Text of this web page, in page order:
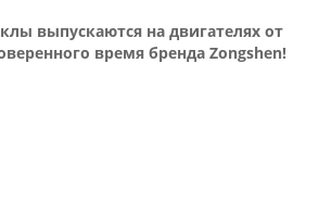
выпускаются на двигателях от
время бренда Zongshen!